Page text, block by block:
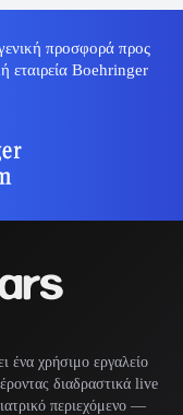
προσφορά προς
εταιρεία Boehringer
ένα χρήσιμο εργαλείο
διαδραστικά live
περιεχόμενο —